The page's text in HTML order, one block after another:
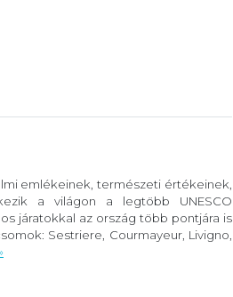
emlékeinek, természeti értékeinek,
a világon a legtöbb UNESCO
járatokkal az ország több pontjára is
Sestriere, Courmayeur, Livigno,